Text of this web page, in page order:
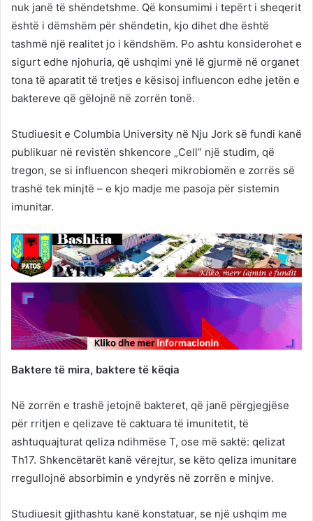
nuk janë të shëndetshme. Që konsumimi i tepërt i sheqerit
është i dëmshëm për shëndetin, kjo dihet dhe është
tashmë një realitet jo i këndshëm. Po ashtu konsiderohet e
sigurt edhe njohuria, që ushqimi ynë lë gjurmë në organet
tona të aparatit të tretjes e kësisoj influencon edhe jetën e
baktereve që gëlojnë në zorrën tonë.
Studiuesit e Columbia University në Nju Jork së fundi kanë
publikuar në revistën shkencore „Cell” një studim, që
tregon, se si influencon sheqeri mikrobiomën e zorrës së
trashë tek minjtë – e kjo madje me pasoja për sistemin
imunitar.
Baktere të mira, baktere të këqia
Në zorrën e trashë jetojnë bakteret, që janë përgjegjëse
për rritjen e qelizave të caktuara të imunitetit, të
ashtuquajturat qeliza ndihmëse T, ose më saktë: qelizat
Th17. Shkencëtarët kanë vërejtur, se këto qeliza imunitare
rregullojnë absorbimin e yndyrës në zorrën e minjve.
Studiuesit gjithashtu kanë konstatuar, se një ushqim me